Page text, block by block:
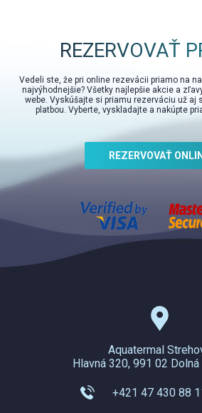
REZERVOVAŤ
Vedeli ste, že pri online rezevácii priamo na
najvýhodnejšie? Všetky najlepšie akcie a
webe. Vyskúšajte si priamu rezerváciu už aj
platbou. Vyberte, vyskladajte a nakúpte
REZERVOVAŤ
Aquatermal
Hlavná 320, 991 02
+421 47 430 88